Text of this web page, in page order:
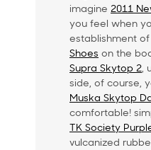
imagine 2011
you feel when
establishment
Shoes on the
Supra Skytop 2,
side, of course,
Muska Skytop
comfortable!
TK Society
vulcanized